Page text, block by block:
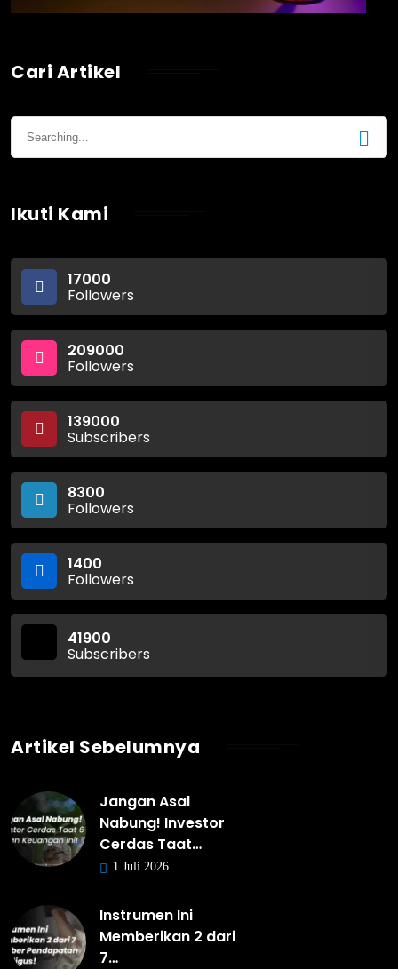
Cari Artikel
Ikuti Kami
17000
Followers
209000
Followers
139000
Subscribers
8300
Followers
1400
Followers
41900
Subscribers
Artikel Sebelumnya
Jangan Asal
Nabung! Investor
Cerdas Taat…
1 Juli 2026
Instrumen Ini
Memberikan 2 dari
7…